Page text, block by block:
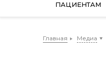
ПАЦИЕНТАМ
Главная Медиа